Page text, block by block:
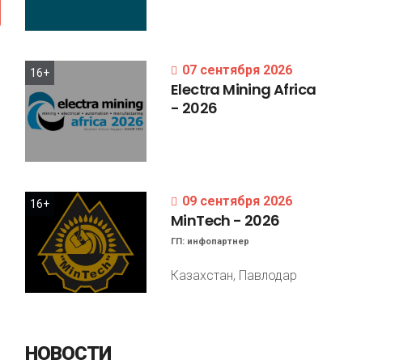
16+ 07 сентября 2026
Electra MiningAfrica
- 2026
16+ 09 сентября 2026
MinTech - 2026
ГП: инфопартнер
Казахстан, Павлодар
НОВОСТИ